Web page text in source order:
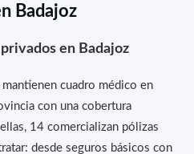
Badajoz
en Badajoz
cuadro médico en
con una cobertura
14 comercializan pólizas
desde seguros básicos con